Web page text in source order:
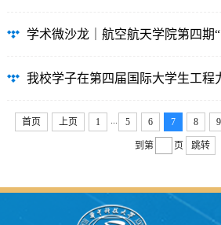
学
首页 上页 1 ... 5 6 7 8 9
到第 页 跳转